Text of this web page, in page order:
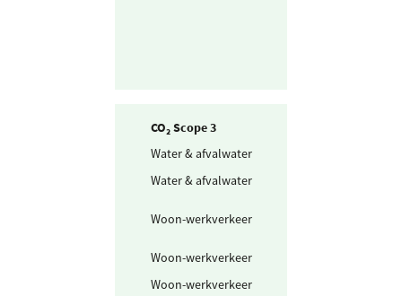
CO₂ Scope 3
Water & afvalwater
Water & afvalwater
Woon-werkverkeer
Woon-werkverkeer
Woon-werkverkeer